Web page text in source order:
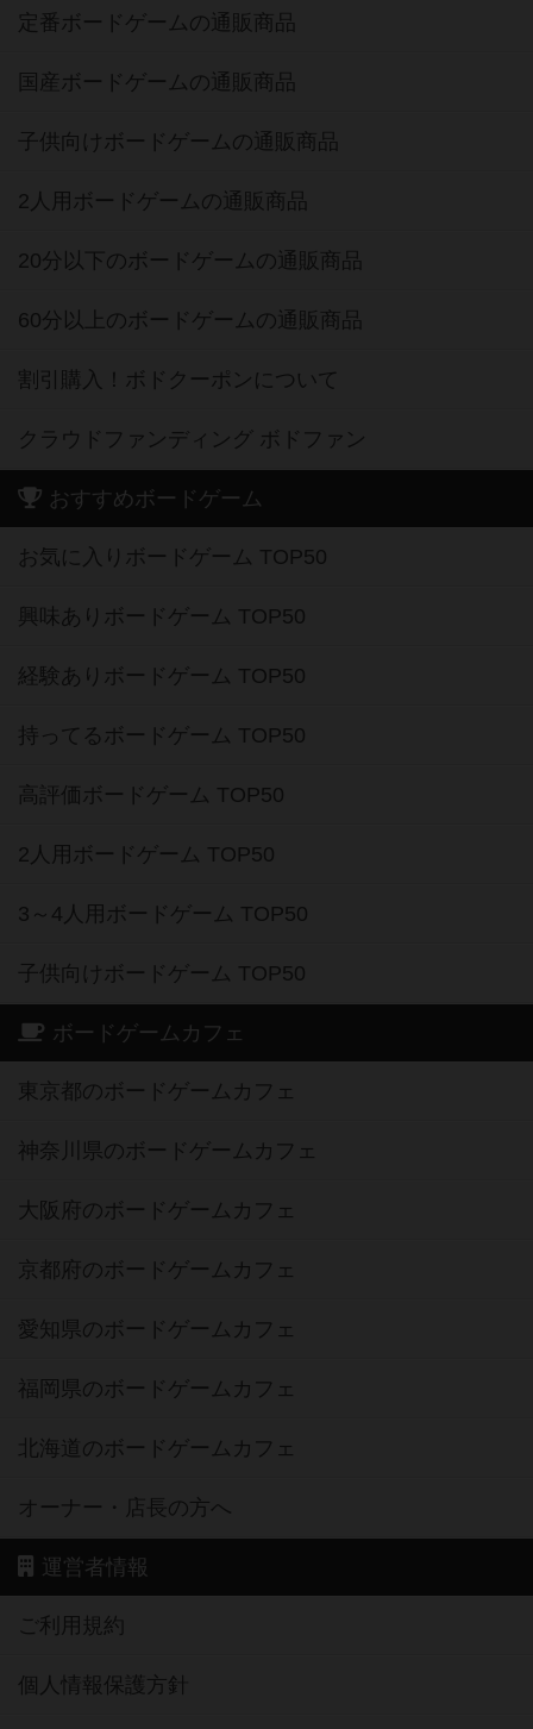
定番ボードゲームの通販商品
国産ボードゲームの通販商品
子供向けボードゲームの通販商品
2人用ボードゲームの通販商品
20分以下のボードゲームの通販商品
60分以上のボードゲームの通販商品
割引購入！ボドクーポンについて
クラウドファンディング ボドファン
おすすめボードゲーム
お気に入りボードゲーム TOP50
興味ありボードゲーム TOP50
経験ありボードゲーム TOP50
持ってるボードゲーム TOP50
高評価ボードゲーム TOP50
2人用ボードゲーム TOP50
3～4人用ボードゲーム TOP50
子供向けボードゲーム TOP50
ボードゲームカフェ
東京都のボードゲームカフェ
神奈川県のボードゲームカフェ
大阪府のボードゲームカフェ
京都府のボードゲームカフェ
愛知県のボードゲームカフェ
福岡県のボードゲームカフェ
北海道のボードゲームカフェ
オーナー・店長の方へ
運営者情報
ご利用規約
個人情報保護方針